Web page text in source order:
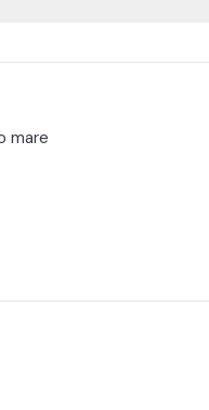
a godere dei
Lerici e le isole di
mozzafiato.
per Portovenere,
sulle scogliere, con
mare